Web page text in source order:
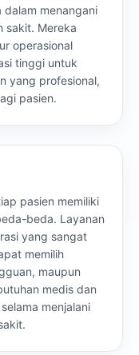
dalam menangani
sakit. Mereka
operasional
tinggi untuk
yang profesional,
pasien.
pasien memiliki
beda. Layanan
yang sangat
memilih
maupun
medis dan
menjalani